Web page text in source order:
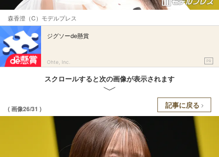
森香澄（C）モデルプレス
ジグソーde懸賞
Ohte, Inc. PR
スクロールすると次の画像が表示されます
( 画像26/31 ) 記事に戻る